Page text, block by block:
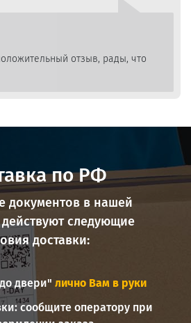
отзыв, рады, что
по РФ
документов в нашей
следующие
доставки:
двери" лично Вам в руки
сообщите оператору при